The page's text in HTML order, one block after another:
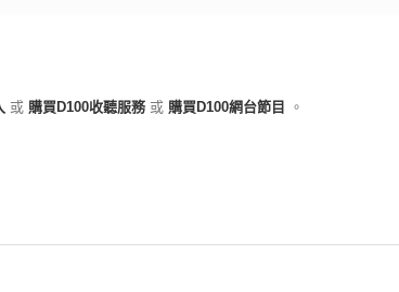
或 購買D100收聽服務 或 購買D100網台節目 。